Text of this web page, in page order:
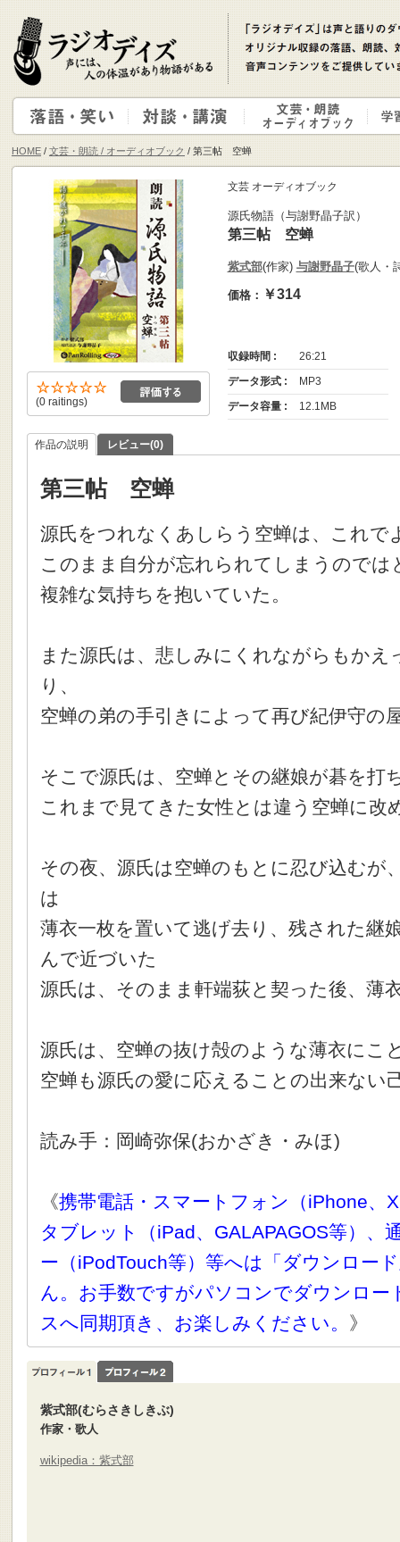
HOME / 文芸・朗読 / オーディオブック / 第三帖 空蝉
(0 raitings)
文芸 オーディオブック
源氏物語（与謝野晶子訳）
第三帖 空蝉
紫式部(作家) 与謝野晶子(歌人・
価格： ￥314
収録時間 :
26:21
データ形式 :
MP3
データ容量 :
12.1MB
作品の説明 レビュー(0)
第三帖 空蝉
源氏をつれなくあしらう空蝉は、これで
このまま自分が忘れられてしまうのでは
複雑な気持ちを抱いていた。
また源氏は、悲しみにくれながらもかえ
り、
空蝉の弟の手引きによって再び紀伊守の
そこで源氏は、空蝉とその継娘が碁を打
これまで見てきた女性とは違う空蝉に改
その夜、源氏は空蝉のもとに忍び込むが
は
薄衣一枚を置いて逃げ去り、残された継
んで近づいた
源氏は、そのまま軒端荻と契った後、薄
源氏は、空蝉の抜け殻のような薄衣にこ
空蝉も源氏の愛に応えることの出来ない
読み手：岡崎弥保(おかざき・みほ)
《携帯電話・スマートフォン（iPhone、
タブレット（iPad、GALAPAGOS等）、
ー（iPodTouch等）等へは「ダウンロー
ん。お手数ですがパソコンでダウンロー
スへ同期頂き、お楽しみください。 》
紫式部(むらさきしきぶ)
作家・歌人
wikipedia：紫式部